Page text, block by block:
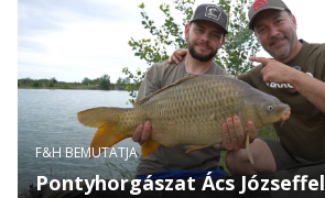
F&H BEMUTATJA
Pontyhorgászat Ács Józseffel